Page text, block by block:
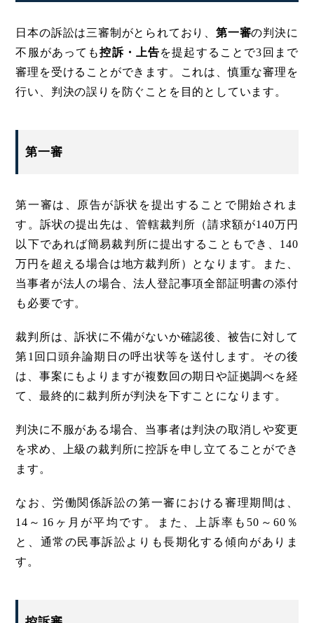
日本の訴訟は三審制がとられており、 第一審の判決に
不服があっても控訴・上告を提起することで3回まで
審理を受けることができます。これは、慎重な審理を
行い、判決の誤りを防ぐことを目的としています。
第一審
第一審は、原告が訴状を提出することで開始されま
す。訴状の提出先は、管轄裁判所（請求額が140万円
以下であれば簡易裁判所に提出することもでき、140
万円を超える場合は地方裁判所）となります。また、
当事者が法人の場合、法人登記事項全部証明書の添付
も必要です。
裁判所は、訴状に不備がないか確認後、被告に対して
第1回口頭弁論期日の呼出状等を送付します。その後
は、事案にもよりますが複数回の期日や証拠調べを経
て、最終的に裁判所が判決を下すことになります。
判決に不服がある場合、当事者は判決の取消しや変更
を求め、上級の裁判所に控訴を申し立てることができ
ます。
なお、労働関係訴訟の第一審における審理期間は、
14～16ヶ月が平均です。また、上訴率も50～60％
と、通常の民事訴訟よりも長期化する傾向がありま
す。